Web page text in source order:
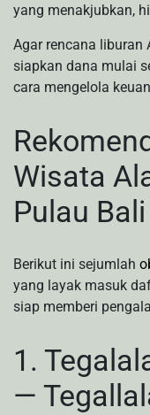
yang menakjubkan,
Agar rencana liburan
siapkan dana mulai
cara mengelola
Wisata
Pulau Bali
Berikut ini sejumlah
yang layak masuk
siap memberi
1.
—